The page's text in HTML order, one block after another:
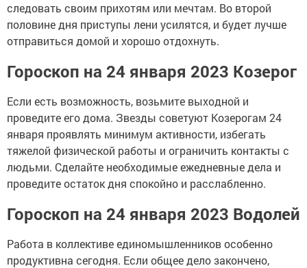
следовать своим прихотям или мечтам. Во второй
половине дня приступы лени усилятся, и будет лучше
отправиться домой и хорошо отдохнуть.
Гороскоп на 24 января 2023 Козерог
Если есть возможность, возьмите выходной и
проведите его дома. Звезды советуют Козерогам 24
января проявлять минимум активности, избегать
тяжелой физической работы и ограничить контакты с
людьми. Сделайте необходимые ежедневные дела и
проведите остаток дня спокойно и расслабленно.
Гороскоп на 24 января 2023 Водолей
Работа в коллективе единомышленников особенно
продуктивна сегодня. Если общее дело закончено,